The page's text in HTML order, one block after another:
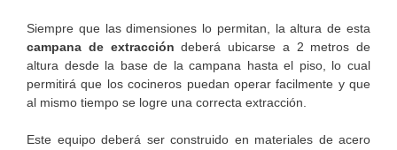
Siempre que las dimensiones lo permitan, la altura de esta
campana de extracción deberá ubicarse a 2 metros de
altura desde la base de la campana hasta el piso, lo cual
permitirá que los cocineros puedan operar facilmente y que
al mismo tiempo se logre una correcta extracción.
Este equipo deberá ser construido en materiales de acero